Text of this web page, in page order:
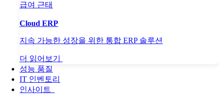
급여 근태
Cloud ERP
지속 가능한 성장을 위한 통합 ERP 솔루션
더 읽어보기
성능 품질
IT 인벤토리
인사이트